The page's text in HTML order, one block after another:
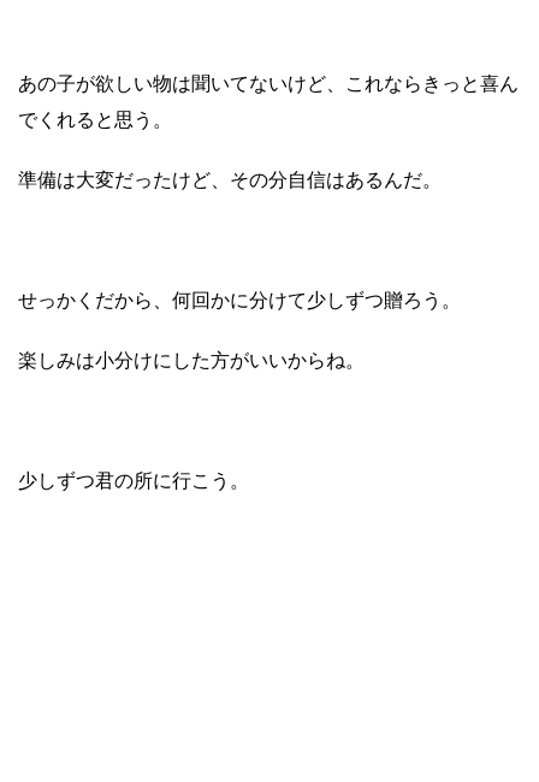
あの子が欲しい物は聞いてないけど、 これならきっと喜ん
でくれると思う。
準備は大変だったけど、その分自信はあるんだ。
せっかくだから、 何回かに分けて少しずつ贈ろう。
楽しみは小分けにした方がいいからね。
少しずつ君の所に行こう。